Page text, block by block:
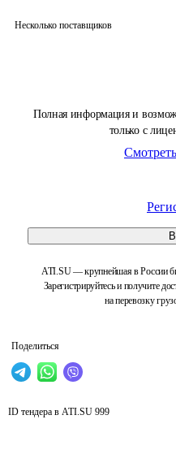
Полная информация и
только с
ATI.SU — крупнейшая в России
Зарегистрируйтесь и получите
на перевозку
Поделиться
Несколько поставщиков
ID тендера в ATI.SU 999